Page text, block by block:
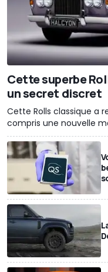
Cette superbe
un secret discret
Cette Rolls classique a
compris une nouvelle